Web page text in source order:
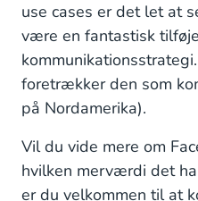
use cases er det let at
være en fantastisk
foretrækker den som
på Nordamerika).
Vil du vide mere om
hvilken merværdi det
er du velkommen til at